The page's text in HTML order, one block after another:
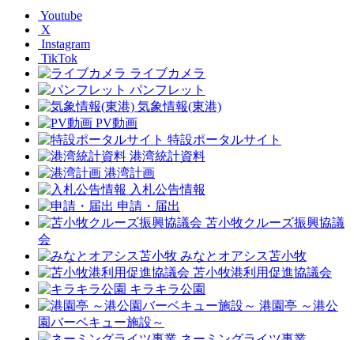
Youtube
X
Instagram
TikTok
ライブカメラ
パンフレット
気象情報(東港)
PV動画
特設ポータルサイト
港湾統計資料
港湾計画
入札公告情報
申請・届出
苫小牧クルーズ振興協議
会
みなとオアシス苫小牧
苫小牧港利用促進協議会
キラキラ公園
港園亭 ～港公
園バーベキュー施設～